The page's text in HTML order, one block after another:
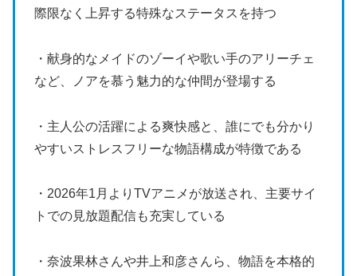
際限なく上昇する特殊なステータスを持つ
・献身的なメイドのゾーイや歌い手のアリーチェ
など、ノアを慕う魅力的な仲間が登場する
・主人公の活躍による爽快感と、誰にでも分かり
やすいストレスフリーな物語構成が特徴である
・2026年1月よりTVアニメが放送され、主要サイ
トでの見放題配信も充実している
・奈波果林さんや井上和彦さんら、物語を本格的